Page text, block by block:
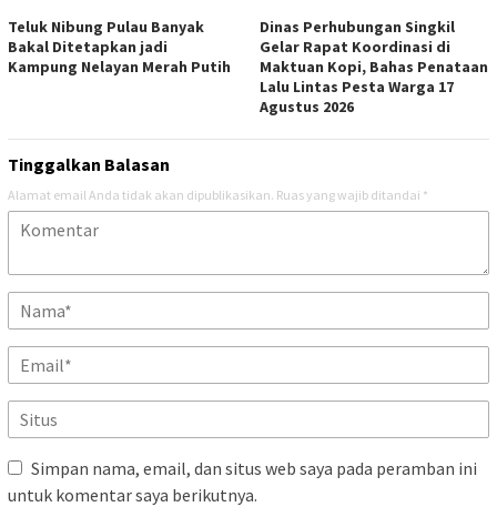
Teluk Nibung Pulau Banyak
Bakal Ditetapkan jadi
Kampung Nelayan Merah Putih
Dinas Perhubungan Singkil
Gelar Rapat Koordinasi di
Maktuan Kopi, Bahas Penataan
Lalu Lintas Pesta Warga 17
Agustus 2026
Tinggalkan Balasan
Alamat email Anda tidak akan dipublikasikan. Ruas yang wajib ditandai *
Simpan nama, email, dan situs web saya pada peramban ini
untuk komentar saya berikutnya.